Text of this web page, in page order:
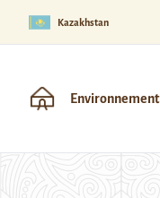
Kazakhstan
Environnement